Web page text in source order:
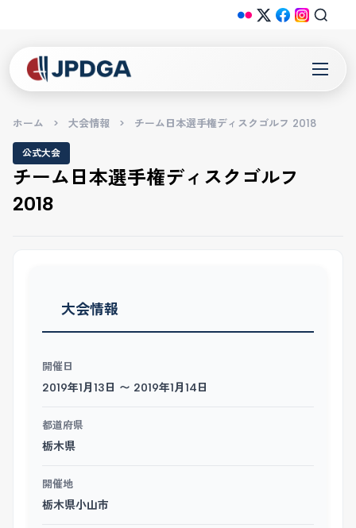
ホーム > 大会情報 > チーム日本選手権ディスクゴルフ 2018
公式大会
チーム日本選手権ディスクゴルフ
2018
大会情報
開催日
2019年1月13日 〜 2019年1月14日
都道府県
栃木県
開催地
栃木県小山市